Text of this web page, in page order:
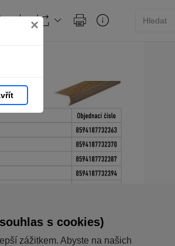
×
s cookies)
zážitkem. Abyste na našich